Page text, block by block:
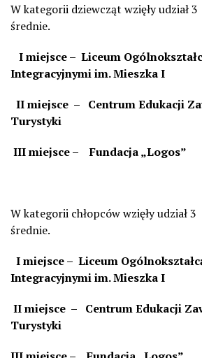
W kategorii dziewcząt wzięły udział
średnie.
I miejsce – Liceum
Integracyjnymi im. Mieszka I
II miejsce – Centrum Edukacji
Turystyki
III miejsce – Fundacja „Logos”
W kategorii chłopców wzięły udział
średnie.
I miejsce – Liceum
Integracyjnymi im. Mieszka I
II miejsce – Centrum Edukacji
Turystyki